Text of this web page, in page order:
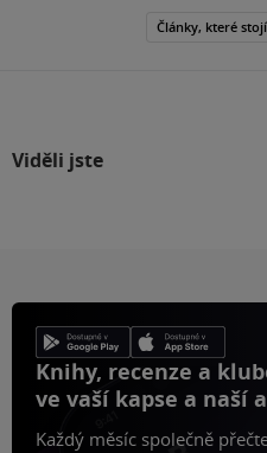
Články, které
Viděli jste
Knihy, recenze a
ve vaší kapse a naší
Každý měsíc společně